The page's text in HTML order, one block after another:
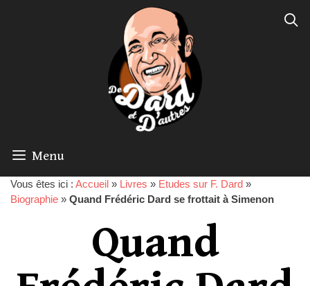
Menu
Vous êtes ici : Accueil » Livres » Etudes sur F. Dard »
Biographie » Quand Frédéric Dard se frottait à Simenon
Quand